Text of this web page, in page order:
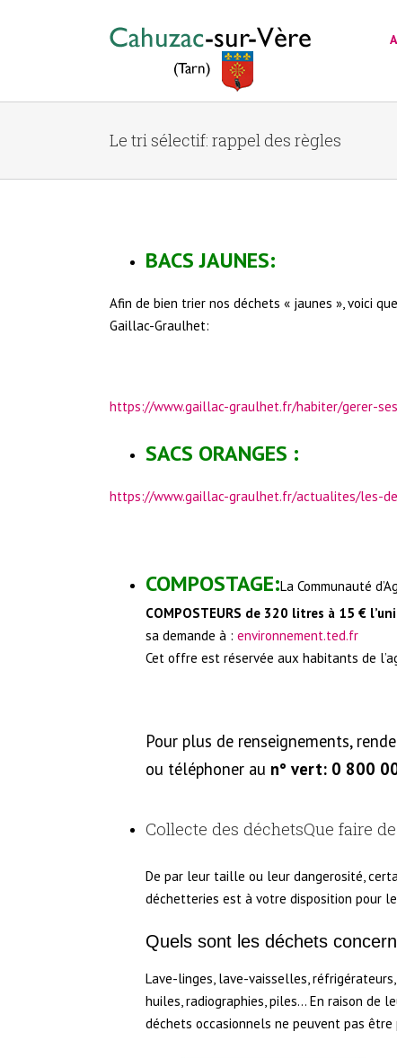
Le tri sélectif: rappel des règles
BACS JAUNES:
Afin de bien trier nos déchets « jaunes », voici
Gaillac-Graulhet:
https://www.gaillac-graulhet.fr/habiter/gerer-
SACS ORANGES :
https://www.gaillac-graulhet.fr/actualites/les-
COMPOSTAGE:La Communauté
COMPOSTEURS de 320 litres à 15 €
sa demande à : environnement.ted.fr
Cet offre est réservée aux habitants de
Pour plus de renseignements,
ou téléphoner au n° vert: 0 800
Collecte des déchetsQue faire
De par leur taille ou leur dangerosité,
déchetteries est à votre disposition pour
Quels sont les déchets
Lave-linges, lave-vaisselles,
huiles, radiographies, piles… En raison de
déchets occasionnels ne peuvent pas